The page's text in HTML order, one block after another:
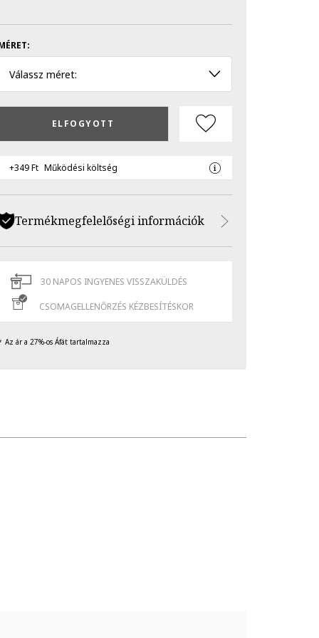
Válassz méret:
ELFOGYOTT
+349 Ft Működési költség
Termékmegfelelőségi információk
30 NAPOS INGYENES VISSZAKÜLDÉS
CSOMAGELLENŐRZÉS KÉZBESÍTÉSKOR
Az ár a 27%-os Áfát tartalmazza